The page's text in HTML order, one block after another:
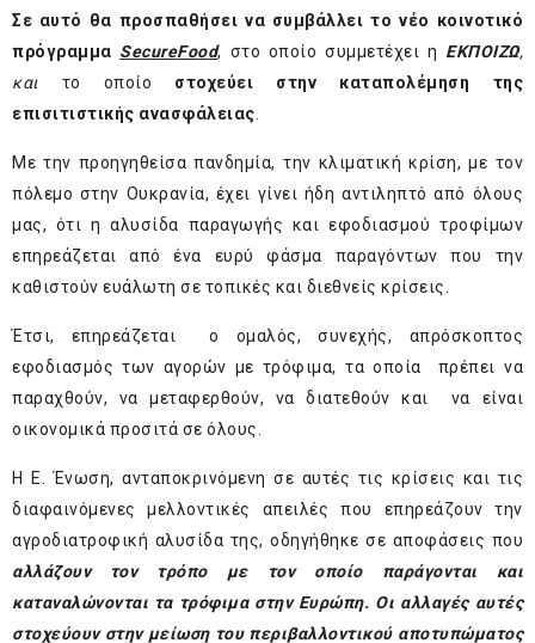
Σε αυτό θα προσπαθήσει να συμβάλλει το νέο κοινοτικό
πρόγραμμα SecureFood, στο οποίο συμμετέχει η ΕΚΠΟΙΖΩ,
και το οποίο στοχεύει στην καταπολέμηση της
επισιτιστικής ανασφάλειας
Με την προηγηθείσα πανδημία, την κλιματική κρίση, με τον
πόλεμο στην Ουκρανία, έχει γίνει ήδη αντιληπτό από όλους
μας, ότι η αλυσίδα παραγωγής και εφοδιασμού τροφίμων
επηρεάζεται από ένα ευρύ φάσμα παραγόντων που την
καθιστούν ευάλωτη σε τοπικές και διεθνείς κρίσεις.
Έτσι, επηρεάζεται
ο ομαλός, συνεχής, απρόσκοπτος
εφοδιασμός των αγορών με τρόφιμα, τα οποία πρέπει να
παραχθούν, να μεταφερθούν, να διατεθούν και να είναι
οικονομικά προσιτά σε όλους.
Η Ε. Ένωση, ανταποκρινόμενη σε αυτές τις κρίσεις και τις
διαφαινόμενες μελλοντικές απειλές που επηρεάζουν την
αγροδιατροφική αλυσίδα της, οδηγήθηκε σε αποφάσεις που
αλλάζουν τον τρόπο με τον οποίο παράγονται και
καταναλώνονται τα τρόφιμα στην Ευρώπη. Οι αλλαγές αυτές
στοχεύουν στην μείωση του περιβαλλοντικού αποτυπώματος